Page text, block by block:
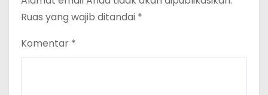
Ruas yang wajib ditandai *
Komentar *